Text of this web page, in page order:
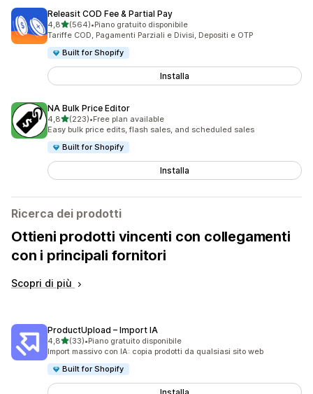
Releasit COD Fee & Partial Pay
4,8stelle su 5
(564)
564 recensioni totali
•Piano gratuito disponibile
Tariffe COD, Pagamenti Parziali e Divisi, Depositi e OTP
Built for Shopify
Installa
NA Bulk Price Editor
4,8stelle su 5
(223)
223 recensioni totali
•Free plan available
Easy bulk price edits, flash sales, and scheduled sales
Built for Shopify
Installa
Ricerca dei prodotti
Ottieni prodotti vincenti con collegamenti
con i principali fornitori
Scopri di più
ProductUpload – Import IA
4,8stelle su 5
(33)
33 recensioni totali
•Piano gratuito disponibile
Import massivo con IA: copia prodotti da qualsiasi sito web
Built for Shopify